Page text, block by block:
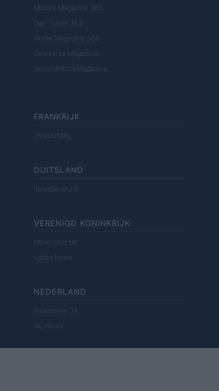
Motors Magazine 365
Day Travel 365
Home Magazine 365
Cineverse Magazine
SecondHomeMagazine
FRANKRIJK
InvestirMag
DUITSLAND
Investieren24
VERENIGD KONINKRIJK
News Hub UK
Lgbtq News
NEDERLAND
Investeren 24
NL Newz